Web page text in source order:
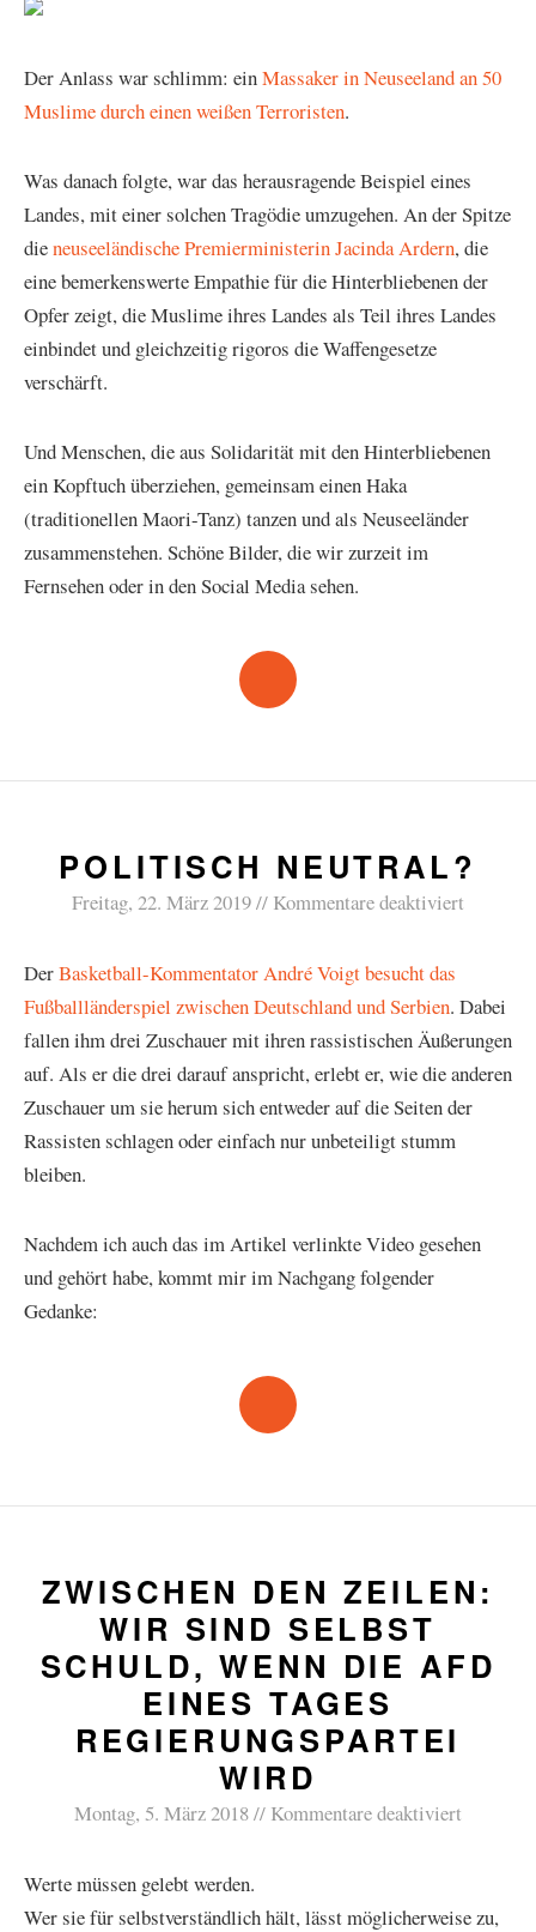
Der Anlass war schlimm: einMassaker in Neuseeland an 50
Muslime durch einen weißen Terroristen.
Was danach folgte, war das herausragende Beispiel eines
Landes, mit einer solchen Tragödie umzugehen. An der Spitze
dieneuseeländische Premierministerin Jacinda Ardern, die
eine bemerkenswerte Empathie für die Hinterbliebenen der
Opfer zeigt, die Muslime ihres Landes als Teil ihres Landes
einbindet und gleichzeitig rigoros die Waffengesetze
verschärft.
Und Menschen, die aus Solidarität mit den Hinterbliebenen
ein Kopftuch überziehen, gemeinsam einen Haka
(traditionellen Maori-Tanz) tanzen und als Neuseeländer
zusammenstehen. Schöne Bilder, die wir zurzeit im
Fernsehen oder in den Social Media sehen.
POLITISCH NEUTRAL?
Freitag, 22. März 2019 Kommentare deaktiviert
DerBasketball-Kommentator André Voigt besucht das
Fußballländerspiel zwischen Deutschland und Serbien. Dabei
fallen ihm drei Zuschauer mit ihren rassistischen Äußerungen
auf. Als er die drei darauf anspricht, erlebt er, wie die anderen
Zuschauer um sie herum sich entweder auf die Seiten der
Rassisten schlagen oder einfach nur unbeteiligt stumm
bleiben.
Nachdem ich auch das im Artikel verlinkte Video gesehen
und gehört habe, kommt mir im Nachgang folgender
Gedanke:
ZWISCHEN DEN ZEILEN:
WIR SIND SELBST
SCHULD, WENN DIE AFD
EINES TAGES
REGIERUNGSPARTEI
WIRD
Montag, 5. März 2018 Kommentare deaktiviert
Werte müssen gelebt werden.
Wer sie für selbstverständlich hält, lässt möglicherweise zu,